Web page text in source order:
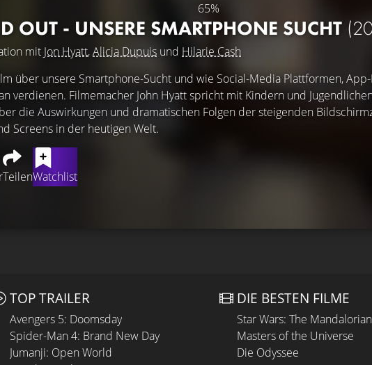
65%
OUT - UNSERE SMARTPHONE SUCHT
mit Jon Hyatt,Alicia Dupuis und Hilarie Cash
TeilenWatchlist
über unsere Smartphone-Sucht und wie Social-Media Plattformen,
verdienen. Filmemacher John Hyatt spricht mit Kindern und
die Auswirkungen und dramatischen Folgen der steigenden
Screens in der heutigen Welt.
TOP TRAILER
Avengers 5: Doomsday
Spider-Man 4: Brand New Day
Jumanji: Open World
DIE BESTEN FILME
Star Wars: The
Masters of the Universe
Die Odyssee